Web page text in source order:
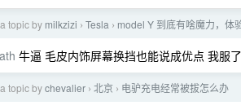
topic by milkzizi › Tesla › model Y 到底有啥魔力，体
牛逼 毛皮内饰屏幕换挡也能说成优点 我服了
topic bychevalier › 北京 › 电驴充电经常被拔怎么办